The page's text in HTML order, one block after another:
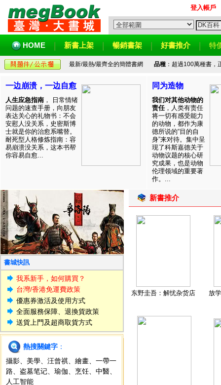
登入帳戶
HOME 新書上架 暢銷書架 好書推介 特
最新/最熱/最齊全的簡體書網 品種：超過100萬種書，
一边崩溃，一边自愈
人生应急指南 ， 日常情绪
问题的速查手册，向朋友
表达关心的礼物书：不会
安慰人没关系，史密斯博
士就是你的治愈系嘴替。
耐死型人格修炼指南：容
易崩溃没关系，这本书帮
你容易自愈...
同为造物
我们对其他动物的
责任，人类有责任
将一切有感受能力
的动物，都作为康
德所说的“目的自
身”来对待。集中呈
现了科斯嘉德关于
动物议题的核心研
究成果，也是动物
伦理领域的重要著
作。...
書城快訊
我系新手，如何購買？
台灣/香港免運費政策
優惠券激活及使用方式
全面服務保障、退換貨政策
送貨上門及超商取貨方式
熱搜關鍵字 ：
攝影
美學 汪曾祺 繪畫
一帶一
路
盗墓笔记 瑜伽 烹饪 中醫
人工智能
新書推介
东野圭吾：解忧杂货店 放